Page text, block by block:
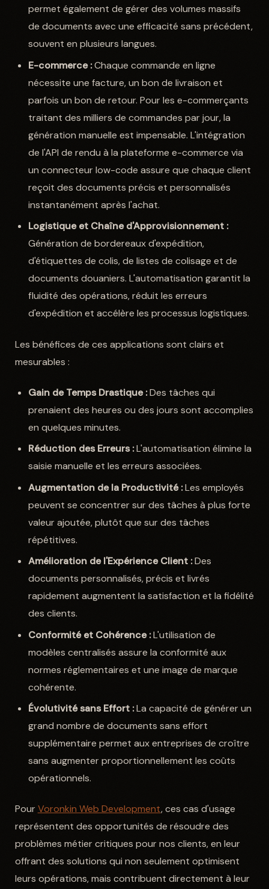
permet également de gérer des volumes massifs
de documents avec une efficacité sans précédent,
souvent en plusieurs langues.
E-commerce :Chaque commande en ligne
nécessite une facture, un bon de livraison et
parfois un bon de retour. Pour les e-commerçants
traitant des milliers de commandes par jour, la
génération manuelle est impensable. L'intégration
de l'API de rendu à la plateforme e-commerce via
un connecteur low-code assure que chaque client
reçoit des documents précis et personnalisés
instantanément après l'achat.
Logistique et Chaîne d'Approvisionnement :
Génération de bordereaux d'expédition,
d'étiquettes de colis, de listes de colisage et de
documents douaniers. L'automatisation garantit la
fluidité des opérations, réduit les erreurs
d'expédition et accélère les processus logistiques.
Les bénéfices de ces applications sont clairs et
mesurables :
Gain de Temps Drastique :Des tâches qui
prenaient des heures ou des jours sont accomplies
en quelques minutes.
Réduction des Erreurs :L'automatisation élimine la
saisie manuelle et les erreurs associées.
Augmentation de la Productivité :Les employés
peuvent se concentrer sur des tâches à plus forte
valeur ajoutée, plutôt que sur des tâches
répétitives.
Amélioration de l'Expérience Client :Des
documents personnalisés, précis et livrés
rapidement augmentent la satisfaction et la fidélité
des clients.
Conformité et Cohérence :L'utilisation de
modèles centralisés assure la conformité aux
normes réglementaires et une image de marque
cohérente.
Évolutivité sans Effort :La capacité de générer un
grand nombre de documents sans effort
supplémentaire permet aux entreprises de croître
sans augmenter proportionnellement les coûts
opérationnels.
PourVoronkin Web Development, ces cas d'usage
représentent des opportunités de résoudre des
problèmes métier critiques pour nos clients, en leur
offrant des solutions qui non seulement optimisent
leurs opérations, mais contribuent directement à leur